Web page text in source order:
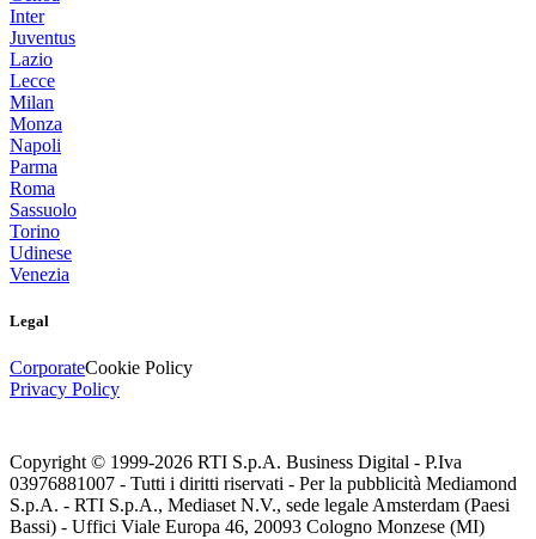
Inter
Juventus
Lazio
Lecce
Milan
Monza
Napoli
Parma
Roma
Sassuolo
Torino
Udinese
Venezia
Legal
CorporateCookie Policy
Privacy Policy
Copyright © 1999-2026 RTI S.p.A. Business Digital - P.Iva
03976881007 - Tutti i diritti riservati - Per la pubblicità Mediamond
S.p.A. - RTI S.p.A., Mediaset N.V., sede legale Amsterdam (Paesi
Bassi) - Uffici Viale Europa 46, 20093 Cologno Monzese (MI)